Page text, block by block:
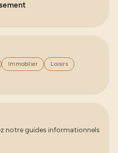
Immobilier Loisirs
notre guides informationnels